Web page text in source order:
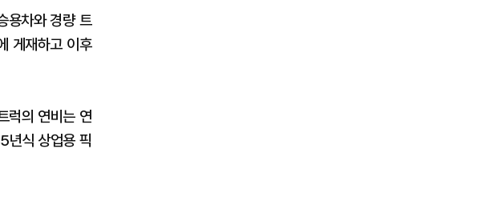
용차와 경량 트
게재하고 이후
럭의 연비는 연
식 상업용 픽